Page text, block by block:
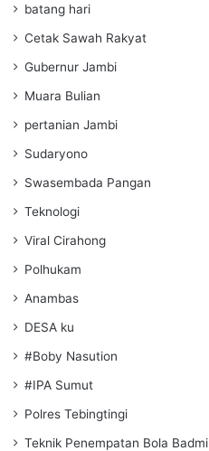
batang hari
Cetak Sawah Rakyat
Gubernur Jambi
Muara Bulian
pertanian Jambi
Sudaryono
Swasembada Pangan
Teknologi
Viral Cirahong
Polhukam
Anambas
DESA ku
#Boby Nasution
#IPA Sumut
Polres Tebingtingi
Teknik Penempatan Bola